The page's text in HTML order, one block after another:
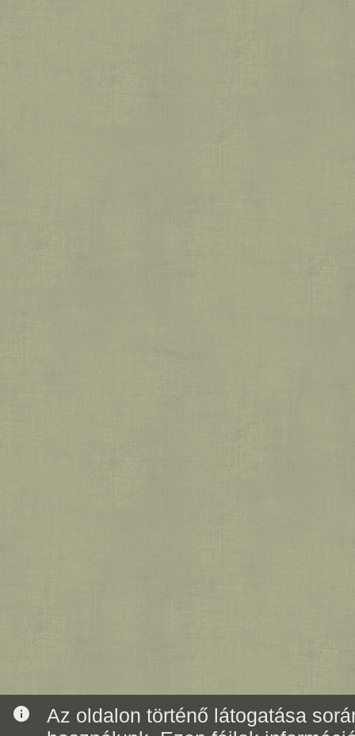
info
Az oldalon történő látogatása